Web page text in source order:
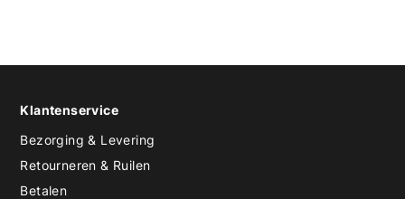
Klantenservice
Bezorging & Levering
Retourneren & Ruilen
Betalen